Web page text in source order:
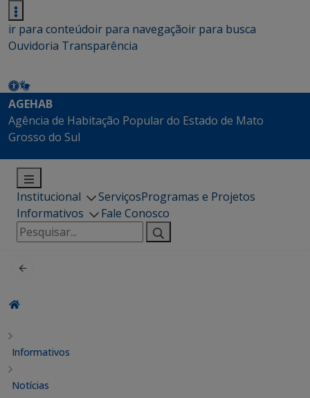
ir para conteúdoir para navegaçãoir para busca
Ouvidoria Transparência
AGEHAB
Agência de Habitação Popular do Estado de Mato
Grosso do Sul
Institucional ServiçosProgramas e Projetos
Informativos
Fale Conosco
Pesquisar
por:
Informativos
Notícias